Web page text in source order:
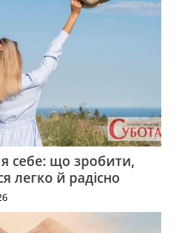
себе: що зробити,
легко й радісно